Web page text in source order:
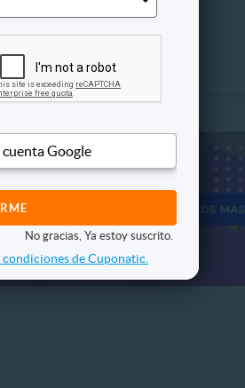
Google
No gracias, Ya estoy suscrito.
de Cuponatic.